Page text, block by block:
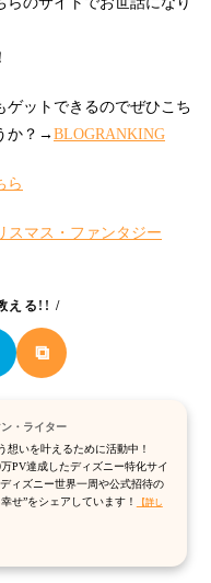
ゲットできるのでぜひこち
か？→ BLOGRANKING
ら
スマス・ファンタジー
える!! /
⧉
・ライター
想いを叶えるために活動中！
PV達成したディズニー特化サイ
ィズニー世界一周や公式招待の
せ”をシェアしています！
【詳し